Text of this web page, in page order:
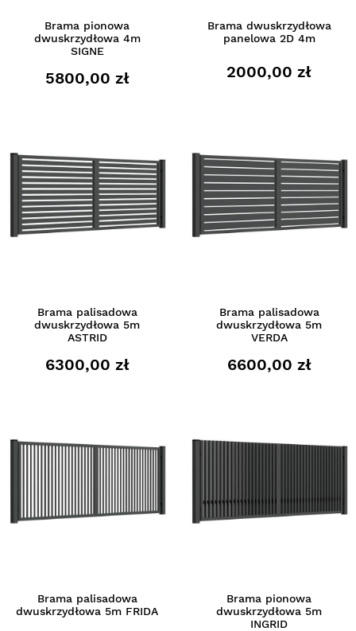
Brama pionowa
dwuskrzydłowa 4m
SIGNE
5800,00 zł
Brama dwuskrzydłowa
panelowa 2D 4m
2000,00 zł
Brama palisadowa
dwuskrzydłowa 5m
ASTRID
6300,00 zł
Brama palisadowa
dwuskrzydłowa 5m
VERDA
6600,00 zł
Brama palisadowa
dwuskrzydłowa 5m FRIDA
Brama pionowa
dwuskrzydłowa 5m
INGRID